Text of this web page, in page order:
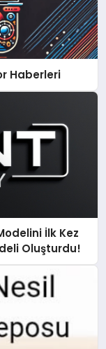
Haberleri
İlk Kez
Oluşturdu!